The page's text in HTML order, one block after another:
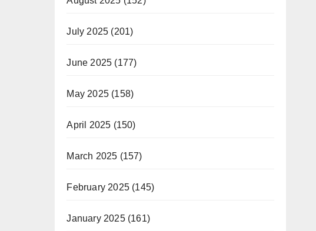
July 2025 (201)
June 2025 (177)
May 2025(158)
April 2025 (150)
March 2025 (157)
February 2025(145)
January 2025(161)